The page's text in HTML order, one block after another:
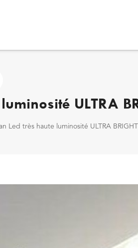
ULTRA
Led très haute luminosité ULTRA BRIGHT